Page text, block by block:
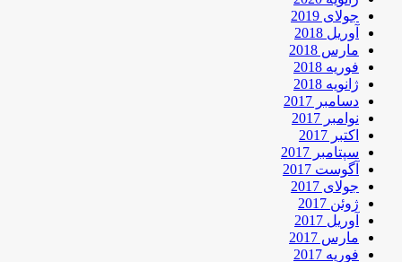
جولای 2019
آوریل 2018
مارس 2018
فوریه 2018
ژانویه 2018
دسامبر 2017
نوامبر 2017
اکتبر 2017
سپتامبر 2017
آگوست 2017
جولای 2017
ژوئن 2017
آوریل 2017
مارس 2017
فوریه 2017